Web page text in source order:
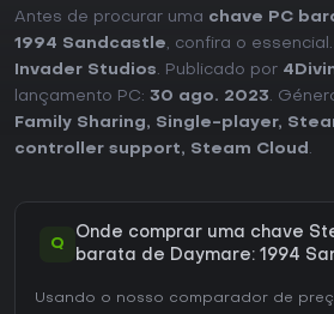
Antes de procurar uma chave PC
1994 Sandcastle, confira o
Invader Studios. Publicado por
lançamento PC: 30 ago. 2023.
Family Sharing, Single-player,
controller support, Steam Cloud .
Q
Onde comprar uma chave
barata de Daymare: 1994
Usando o nosso comparador de